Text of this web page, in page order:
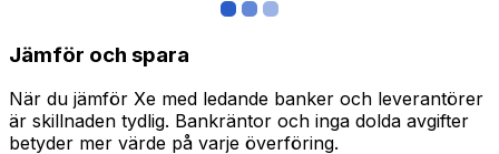
Jämför och spara
När du jämför Xe med ledande banker och leverantörer
är skillnaden tydlig. Bankräntor och inga dolda avgifter
betyder mer värde på varje överföring.